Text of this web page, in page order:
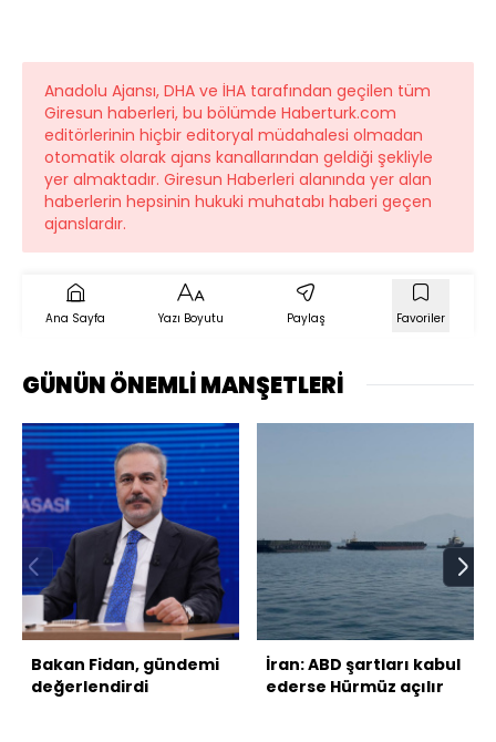
Anadolu Ajansı, DHA ve İHA tarafından geçilen tüm
Giresun haberleri, bu bölümde Haberturk.com
editörlerinin hiçbir editoryal müdahalesi olmadan
otomatik olarak ajans kanallarından geldiği şekliyle
yer almaktadır. Giresun Haberleri alanında yer alan
haberlerin hepsinin hukuki muhatabı haberi geçen
ajanslardır.
Ana Sayfa Yazı Boyutu Paylaş Favoriler
GÜNÜN ÖNEMLİ MANŞETLERİ
Bakan Fidan, gündemi
değerlendirdi
İran: ABD şartları kabul
ederse Hürmüz açılır